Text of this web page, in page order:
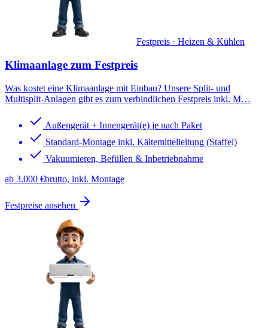
Festpreis · Heizen & Kühlen
Klimaanlage zum Festpreis
Was kostet eine Klimaanlage mit Einbau? Unsere Split- und
Multisplit-Anlagen gibt es zum verbindlichen Festpreis inkl. M…
Außengerät + Innengerät(e) je nach Paket
Standard-Montage inkl. Kältemittelleitung (Staffel)
Vakuumieren, Befüllen & Inbetriebnahme
ab 3.000 €brutto, inkl. Montage
Festpreise ansehen